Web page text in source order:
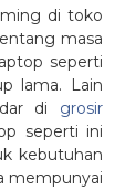
di toko
masa
seperti
lama. Lain
di grosir
seperti ini
kebutuhan
mempunyai